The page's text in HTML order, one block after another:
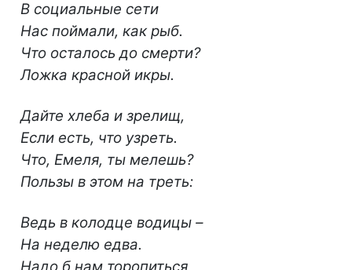
В социальные сети
Нас поймали, как рыб.
Что осталось до смерти?
Ложка красной икры.
Дайте хлеба и зрелищ,
Если есть, что узреть.
Что, Емеля, ты мелешь?
Пользы в этом на треть:
Ведь в колодце водицы –
На неделю едва.
Надо б нам торопиться